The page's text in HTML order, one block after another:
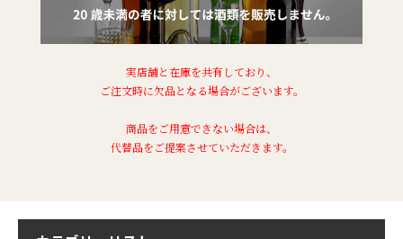
実店舗と在庫を共有しており、
ご注文時に欠品となる場合がございます。
商品をご用意できない場合は、
代替品をご提案させていただきます。